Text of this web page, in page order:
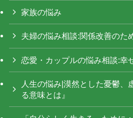
家族の悩み
夫婦の悩み相談:関係改善のた
恋愛・カップルの悩み相談:幸
人生の悩み|漠然とした憂鬱、
る意味とは』